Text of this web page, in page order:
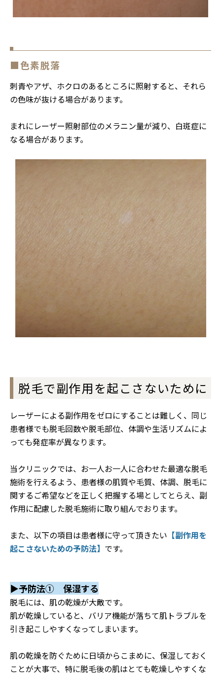
■色素脱落
刺青やアザ、ホクロのあるところに照射すると、それら
の色味が抜ける場合があります。
まれにレーザー照射部位のメラニン量が減り、白斑症に
なる場合があります。
脱毛で副作用を起こさないために
レーザーによる副作用をゼロにすることは難しく、同じ
患者様でも脱毛回数や脱毛部位、体調や生活リズムによ
っても発症率が異なります。
当クリニックでは、お一人お一人に合わせた最適な脱毛
施術を行えるよう、患者様の肌質や毛質、体調、脱毛に
関するご希望などを正しく把握する場としてとらえ、副
作用に配慮した脱毛施術に取り組んでおります。
また、以下の項目は患者様に守って頂きたい 【副作用を
起こさないための予防法】 です。
▶予防法① 保湿する
脱毛には、肌の乾燥が大敵です。
肌が乾燥していると、バリア機能が落ちて肌トラブルを
引き起こしやすくなってしまいます。
肌の乾燥を防ぐために日頃からこまめに、保湿しておく
ことが大事で、特に脱毛後の肌はとても乾燥しやすくな